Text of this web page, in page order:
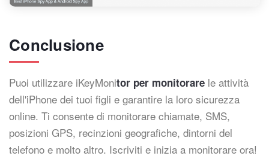
Conclusione
Puoi utilizzare iKeyMonitor per monitorare le attività
dell'iPhone dei tuoi figli e garantire la loro sicurezza
online. Ti consente di monitorare chiamate, SMS,
posizioni GPS, recinzioni geografiche, dintorni del
telefono e molto altro. Iscriviti e inizia a monitorare ora!